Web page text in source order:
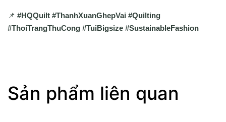
📌 #HQQuilt #ThanhXuanGhepVai #Quilting
#ThoiTrangThuCong #TuiBigsize #SustainableFashion
Sản phẩm liên quan